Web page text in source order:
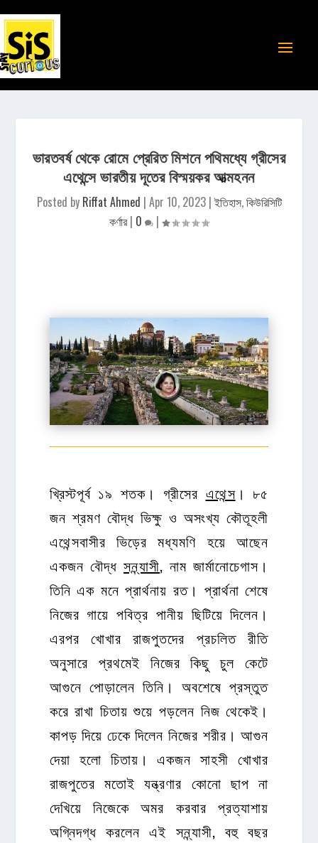
ভারতবর্ষ থেকে রোমে প্রেরিত মিশনে পথিমধ্যে গ্রীসের
এথেন্সে ভারতীয় দূতের বিস্ময়কর আত্মহনন
Posted by Riffat Ahmed | Apr 10, 2023|ইতিহাস,কিউরিসিটি
কর্ণার| 0 |
খ্রিস্টপূর্ব ১৯ শতক। গ্রীসের এথেন্স। ৮৫
জন শ্রমণ বৌদ্ধ ভিক্ষু ও অসংখ্য কৌতূহলী
এথেন্সবাসীর ভিড়ের মধ্যমণি হয়ে আছেন
একজন বৌদ্ধ সন্ন্যাসী, নাম জার্মানোচেগাস।
তিনি এক মনে প্রার্থনায় রত। প্রার্থনা শেষে
নিজের গায়ে পবিত্র পানীয় ছিটিয়ে দিলেন।
এরপর খোখার রাজপুতদের প্রচলিত রীতি
অনুসারে প্রথমেই নিজের কিছু চুল কেটে
আগুনে পোড়ালেন তিনি। অবশেষে প্রস্তুত
করে রাখা চিতায় শুয়ে পড়লেন নিজ থেকেই।
কাপড় দিয়ে ঢেকে দিলেন নিজের শরীর। আগুন
দেয়া হলো চিতায়। একজন সাহসী খোখার
রাজপুতের মতোই যন্ত্রণার কোনো ছাপ না
দেখিয়ে নিজেকে অমর করবার প্রত্যাশায়
অগ্নিদগ্ধ করলেন এই সন্ন্যাসী, বহু বছর